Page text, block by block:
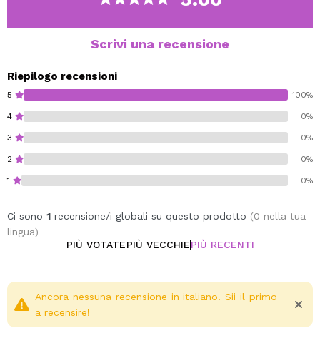
Scrivi una recensione
Riepilogo recensioni
5 100%
4 0%
3 0%
2 0%
1 0%
Ci sono 1 recensione/i globali su questo prodotto (0 nella tua
lingua)
PIÙ VOTATEPIÙ VECCHIEPIÙ RECENTI
Ancora nessuna recensione in italiano. Sii il primo
a recensire!